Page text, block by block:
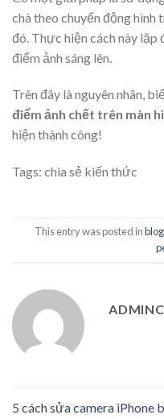
chà theo chuyển động hình
đó. Thực hiện cách này lặp
điểm ảnh sáng lên.
Trên đây là nguyên nhân,
điểm ảnh chết trên màn
hiện thành công!
Tags: chia sẻ kiến thức
This entry was posted in
5 cách sửa camera iPhone